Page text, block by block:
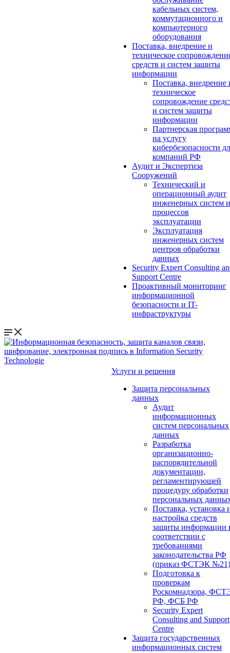
кабельных систем,
коммутационного и
компьютерного
оборудования
Поставка, внедрение и
техническое
средств и систем защиты
информации
Поставка, внедрение
техническое
сопровождение
и систем защиты
информации
Партнерская
на услугу
кибербезопасности
компаний РФ
Аудит и Экспертиза
Сооружений
Технический и
операционный аудит
инженерных систем и
процессов
эксплуатации
Эксплуатация
инженерных систем
центров обработки
данных
Security Expert Consulting
Support Centre
Проактивный мониторинг
информационной
безопасности и IT-
инфраструктуры
Услуги и решения
Защита персональных
данных
Аудит
информационных
систем персональных
данных
Разработка
организационно-
распорядительной
документации,
регламентирующей
процедуру обработки
персональных
Поставка, установка
настройка средств
защиты информации
соответствии с
требованиями
законодательства РФ
(приказ ФСТЭК №21)
Подготовка к
проверкам
Роскомнадзора,
РФ, ФСБ РФ
Security Expert
Consulting and Support
Centre
Защита государственных
информационных систем